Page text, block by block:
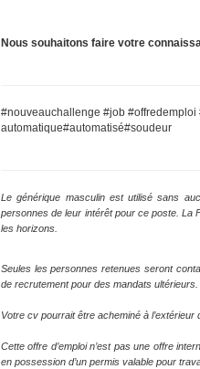
Nous souhaitons faire votre
#nouveauchallenge #job
automatique#automatisé#soudeur
Le générique masculin est utilisé sans
personnes de leur intérêt pour ce poste. La
les horizons.
Seules les personnes retenues seront
de recrutement pour des mandats ultérieurs.
Votre cv pourrait être acheminé à l’extérieur
Cette offre d’emploi n’est pas une offre
en possession d’un permis valable pour